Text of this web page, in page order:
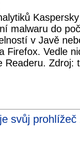
malwaru do
v Javě
Firefox. Vedle
Readeru. Zdroj:
svůj